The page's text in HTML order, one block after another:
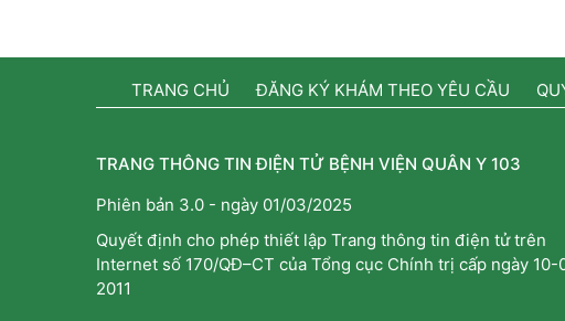
TRANG CHỦ ĐĂNG KÝ KHÁM THEO YÊU CẦU
TRANG THÔNG TIN ĐIỆN TỬ BỆNH VIỆN QUÂN Y 103
Phiên bản 3.0 - ngày 01/03/2025
Quyết định cho phép thiết lập Trang thông tin điện tử trên
Internet số 170/QĐ–CT của Tổng cục Chính trị cấp ngày 10-
2011